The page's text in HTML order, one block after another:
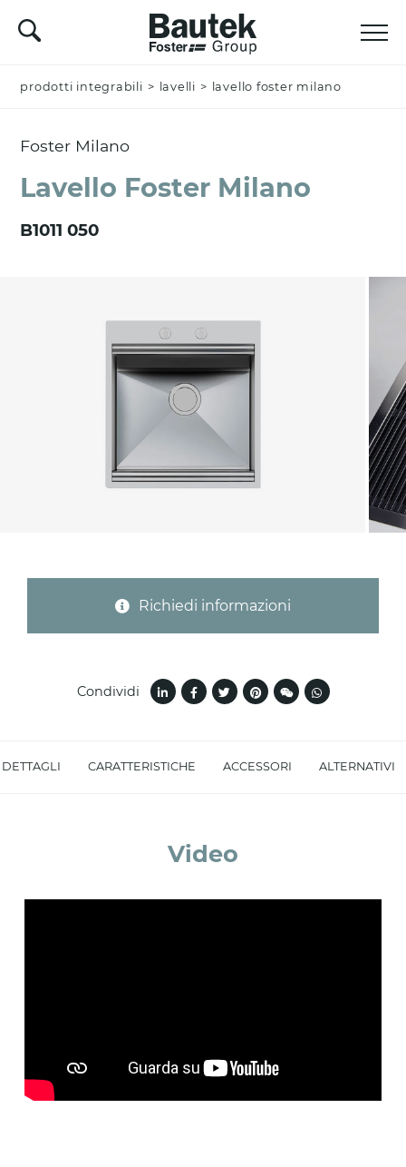
prodotti integrabili > lavelli > lavello foster milano
DETTAGLI CARATTERISTICHE ACCESSORI ALTERNATIVI
Video
Foster Milano
Lavello Foster Milano
B1011 050
Richiedi informazioni
Condividi
Nominativo *
Azienda
Provincia (solo per Italia)